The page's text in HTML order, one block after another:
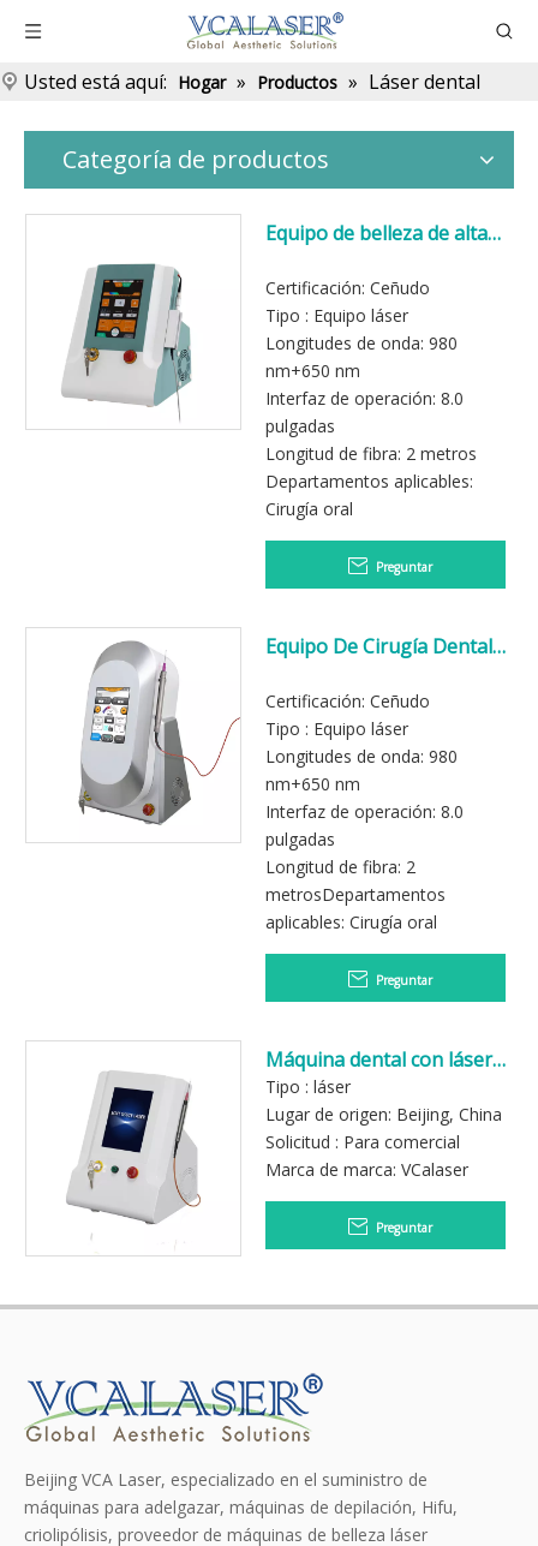
Usted está aquí: Hogar » Productos » Láser dental
Categoría de productos
Equipo de belleza de alta
dental 980nm
Certificación: Ceñudo
Tipo : Equipo láser
Longitudes de onda: 980
nm+650 nm
Interfaz de operación: 8.0
pulgadas
Longitud de fibra: 2 metros
Departamentos aplicables:
Cirugía oral
Preguntar
Equipo De Cirugía Dental
Certificación: Ceñudo
Tipo : Equipo láser
Longitudes de onda: 980
nm+650 nm
Interfaz de operación: 8.0
pulgadas
Longitud de fibra: 2
metrosDepartamentos
aplicables: Cirugía oral
Preguntar
Máquina dental con láser
de diodo de alta velocidad y
láser de diodo de 980 nm
Tipo : láser
Lugar de origen: Beijing, China
Solicitud : Para comercial
Marca de marca: VCalaser
Preguntar
Beijing VCA Laser, especializado en el suministro de
máquinas para adelgazar, máquinas de depilación, Hifu,
criolipólisis, proveedor de máquinas de belleza láser